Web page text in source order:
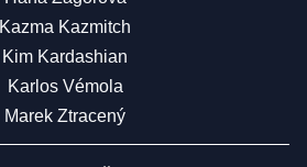
Kazma Kazmitch
Kim Kardashian
Karlos Vémola
Marek Ztracený